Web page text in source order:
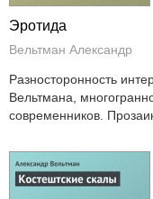
Эротида
Вельтман Александр
Разносторонность
Вельтмана,
современников.